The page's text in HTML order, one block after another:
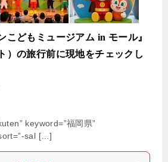
こどもミュージアム in モール』
）の旅行前に現地をチェックし
keyword=”福岡県”
sal […]